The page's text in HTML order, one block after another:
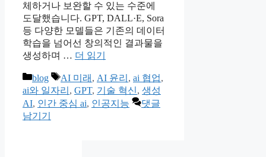
체하거나 보완할 수 있는 수준에
도달했습니다. GPT, DALL·E, Sora
등 다양한 모델들은 기존의 데이터
학습을 넘어선 창의적인 결과물을
생성하며 … 더 읽기
카
테
고
리
blog
태
그
AI 미래 , AI 윤리 , ai 협업,
ai와 일자리 , GPT, 기술 혁신, 생성
AI, 인간 중심 ai, 인공지능
댓글
남기기